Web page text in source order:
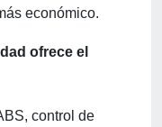
económico.
ofrece el
control de